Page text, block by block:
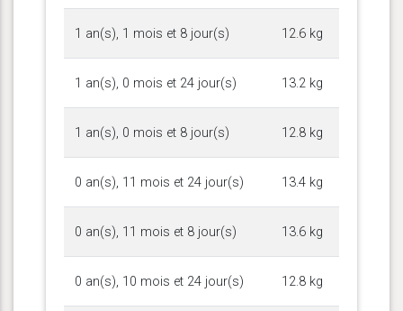
1 an(s), 1 mois et 8 jour(s) 12.6 kg
1 an(s), 0 mois et 24 jour(s) 13.2 kg
1 an(s), 0 mois et 8 jour(s) 12.8 kg
0 an(s), 11 mois et 24 jour(s) 13.4 kg
0 an(s), 11 mois et 8 jour(s) 13.6 kg
0 an(s), 10 mois et 24 jour(s) 12.8 kg